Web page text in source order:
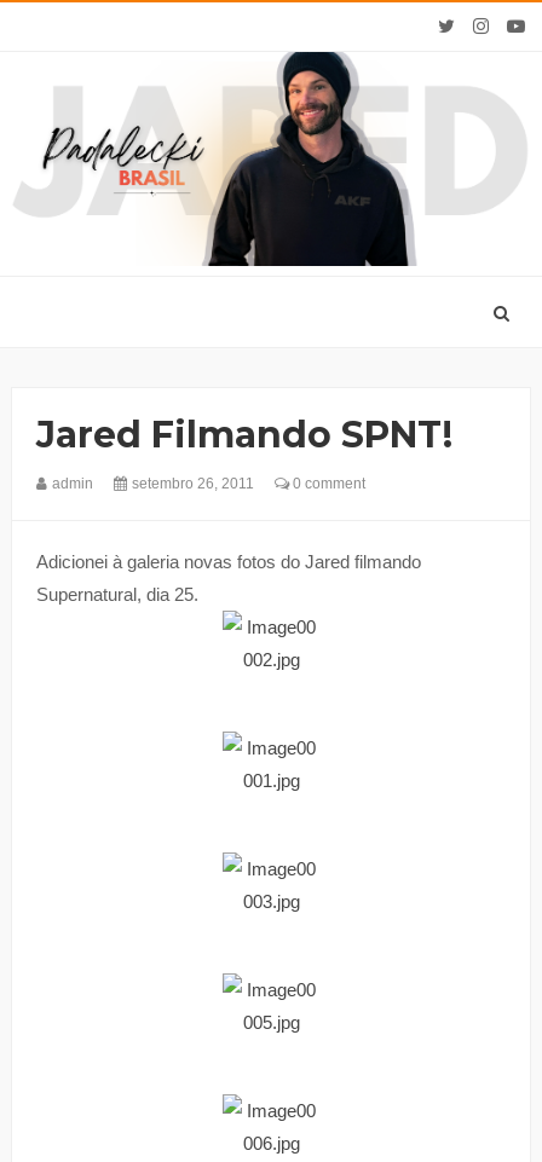
Jared Filmando SPNT!
admin setembro 26, 2011 0 comment
Adicionei à galeria novas fotos do Jared filmando
Supernatural, dia 25.